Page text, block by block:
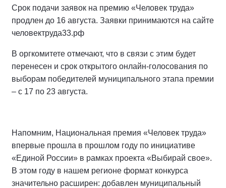
Срок подачи заявок на премию «Человек труда»
продлен до 16 августа. Заявки принимаются на сайте
человектруда33.рф
В оргкомитете отмечают, что в связи с этим будет
перенесен и срок открытого онлайн-голосования по
выборам победителей муниципального этапа премии
– с 17 по 23 августа.
Напомним, Национальная премия «Человек труда»
впервые прошла в прошлом году по инициативе
«Единой России» в рамках проекта «Выбирай свое».
В этом году в нашем регионе формат конкурса
значительно расширен: добавлен муниципальный